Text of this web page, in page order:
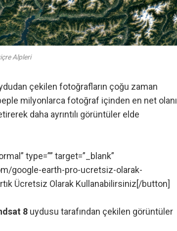
Alpleri
çekilen fotoğrafların çoğu zaman
milyonlarca fotoğraf içinden en net olanı
daha ayrıntılı görüntüler elde
type=”” target=”_blank”
google-earth-pro-ucretsiz-olarak-
Ücretsiz Olarak Kullanabilirsiniz[/button]
8 uydusu tarafından çekilen görüntüler